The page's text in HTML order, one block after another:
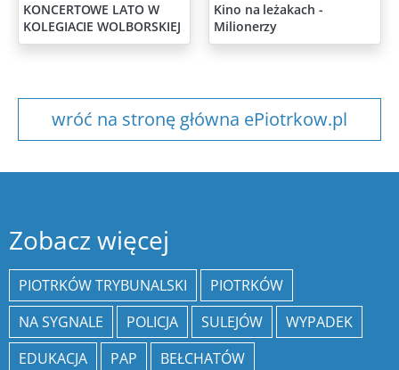
KONCERTOWE LATO W
KOLEGIACIE WOLBORSKIEJ
Kino na leżakach -
Milionerzy
wróć na stronę główna ePiotrkow.pl
Zobacz więcej
PIOTRKÓW TRYBUNALSKI
PIOTRKÓW
NA SYGNALE
POLICJA SULEJÓW
WYPADEK
EDUKACJA
PAP
BEŁCHATÓW